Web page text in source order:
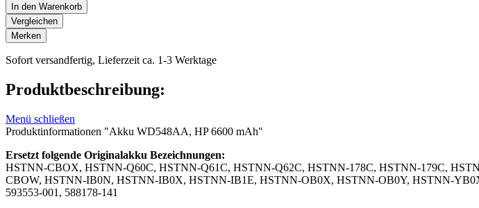
In den Warenkorb
Vergleichen
Merken
Sofort versandfertig, Lieferzeit ca. 1-3 Werktage
Produktbeschreibung:
Menü schließen
Produktinformationen "Akku WD548AA, HP 6600 mAh"
Ersetzt folgende Originalakku Bezeichnungen:
HSTNN-CBOX, HSTNN-Q60C, HSTNN-Q61C, HSTNN-Q62C, HSTNN-178C, HSTNN-179C,
CBOW, HSTNN-IB0N, HSTNN-IB0X, HSTNN-IB1E, HSTNN-OB0X, HSTNN-OB0Y, HSTNN-
593553-001, 588178-141